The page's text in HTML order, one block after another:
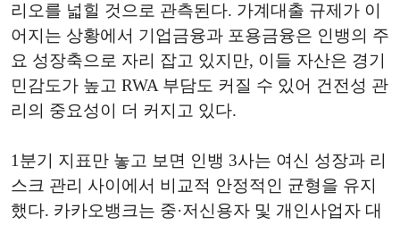
리오를 넓힐 것으로 관측된다. 가계대출 규제가 이
어지는 상황에서 기업금융과 포용금융은 인뱅의 주
요 성장축으로 자리 잡고 있지만, 이들 자산은 경기
민감도가 높고 RWA 부담도 커질 수 있어 건전성 관
리의 중요성이 더 커지고 있다.
1분기 지표만 놓고 보면 인뱅 3사는 여신 성장과 리
스크 관리 사이에서 비교적 안정적인 균형을 유지
했다. 카카오뱅크는 중·저신용자 및 개인사업자 대